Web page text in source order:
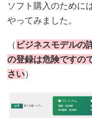
ソフト購入のために
やってみました。
（ ビジネスモデルの
の登録は危険ですの
さい）